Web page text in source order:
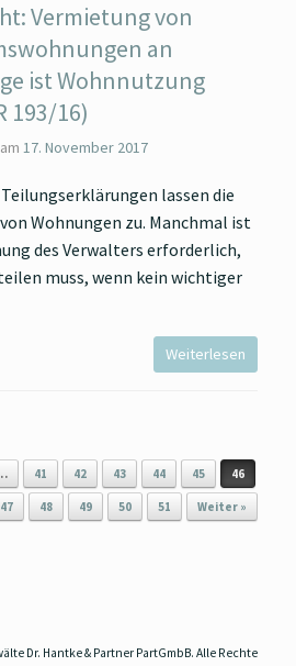
Vermietung von
an
ist Wohnnutzung
193/16)
17. November 2017
lassen die
Wohnungen zu. Manchmal ist
des Verwalters erforderlich,
muss, wenn kein wichtiger
Weiterlesen
41 42 43 44 45 46
47 48 49 50 51 Weiter »
Dr. Hantke & Partner PartGmbB. Alle Rechte